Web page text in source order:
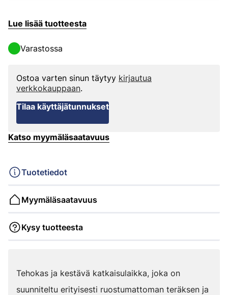
Lue lisää tuotteesta
Varastossa
Ostoa varten sinun täytyy kirjautua
verkkokauppaan.
Tilaa käyttäjätunnukset
Katso myymäläsaatavuus
Tuotetiedot
Myymäläsaatavuus
Kysy tuotteesta
Tehokas ja kestävä katkaisulaikka, joka on
suunniteltu erityisesti ruostumattoman teräksen ja